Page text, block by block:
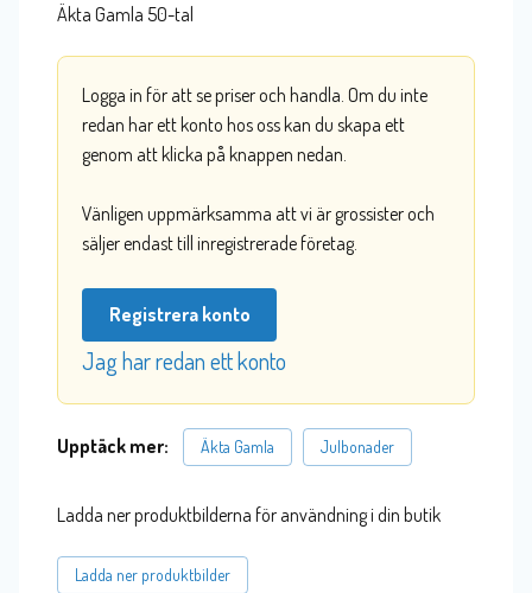
Äkta Gamla 50-tal
Logga in för att se priser och handla. Om du inte
redan har ett konto hos oss kan du skapa ett
genom att klicka på knappen nedan.
Vänligen uppmärksamma att vi är grossister och
säljer endast till inregistrerade företag.
Registrera konto
Jag har redan ett konto
Upptäck mer: Äkta Gamla Julbonader
Ladda ner produktbilderna för användning i din butik
Ladda ner produktbilder